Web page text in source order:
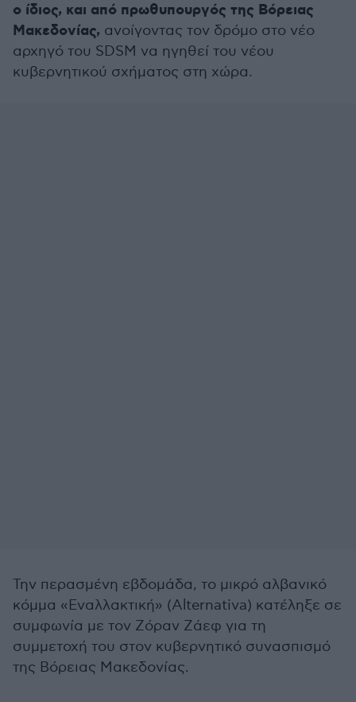
ο ίδιος, και από πρωθυπουργός της Βόρειας
Μακεδονίας, ανοίγοντας τον δρόμο στο νέο
αρχηγό του SDSM να ηγηθεί του νέου
κυβερνητικού σχήματος στη χώρα.
Την περασμένη εβδομάδα, το μικρό αλβανικό
κόμμα «Εναλλακτική» (Alternativa) κατέληξε σε
συμφωνία με τον Ζόραν Ζάεφ για τη
συμμετοχή του στον κυβερνητικό συνασπισμό
της Βόρειας Μακεδονίας.